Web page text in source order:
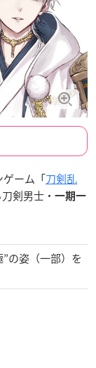
ゲーム「刀剣乱
剣男士・ 一期一
の姿（一部）を